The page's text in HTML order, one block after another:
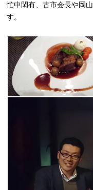
忙中閑有、古市会長や岡
す。